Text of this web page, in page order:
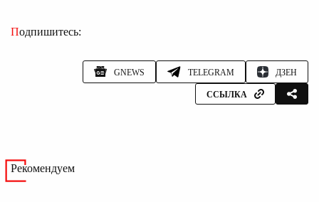
Подпишитесь:
GNEWS TELEGRAM ДЗЕН
ССЫЛКА
Рекомендуем